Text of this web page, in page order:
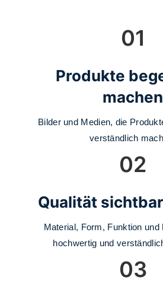
01
Produkte
machen
Bilder und Medien, die
verständlich
02
Qualität
Material, Form, Funktion und
hochwertig und
03